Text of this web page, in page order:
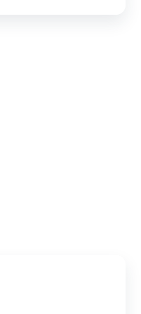
测等功能，适用于选题策划、素